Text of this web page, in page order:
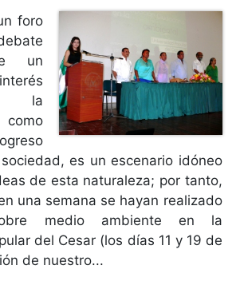
foro
un
la
es un escenario idóneo
de esta naturaleza; por tanto,
una semana se hayan realizado
medio ambiente en la
del Cesar (los días 11 y 19 de
de nuestro...